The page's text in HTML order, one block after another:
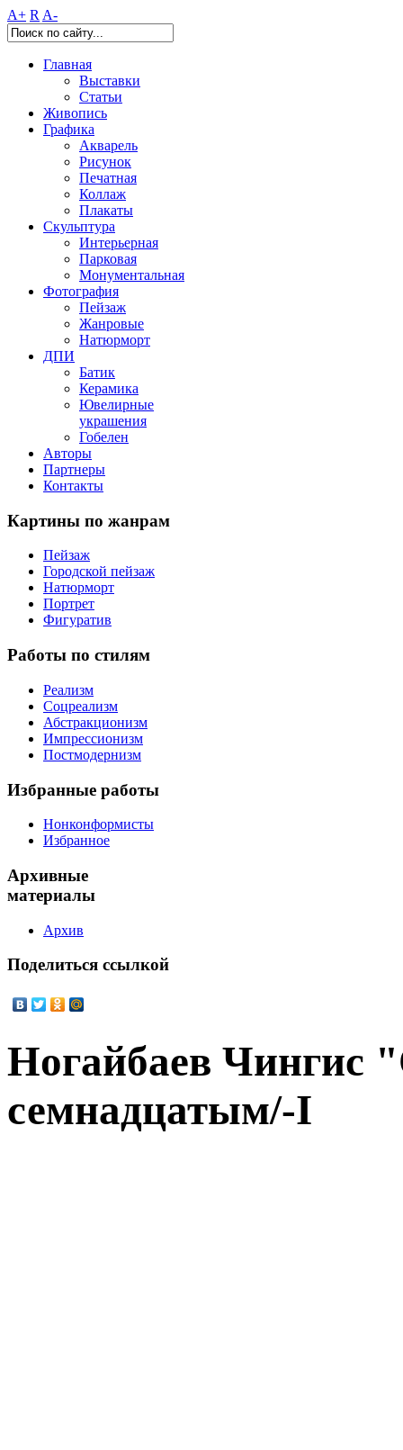
A+ R A-
Главная
Выставки
Статьи
Живопись
Графика
Акварель
Рисунок
Печатная
Коллаж
Плакаты
Скульптура
Интерьерная
Парковая
Монументальная
Фотография
Пейзаж
Жанровые
Натюрморт
ДПИ
Батик
Керамика
Ювелирные
украшения
Гобелен
Авторы
Партнеры
Контакты
Картины по жанрам
Пейзаж
Городской пейзаж
Натюрморт
Портрет
Фигуратив
Работы по стилям
Реализм
Соцреализм
Абстракционизм
Импрессионизм
Постмодернизм
Избранные работы
Нонконформисты
Избранное
Архивные
материалы
Архив
Поделиться ссылкой
Ногайбаев Чингис
семнадцатым/-I